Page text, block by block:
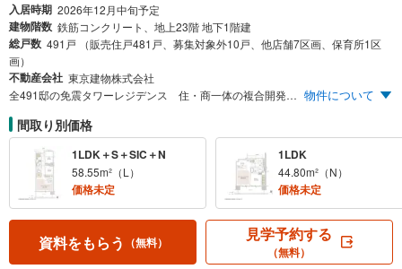
入居時期 2026年12月中旬予定
建物階数 鉄筋コンクリート、地上23階 地下1階建
総戸数 491戸 （販売住戸481戸、募集対象外10戸、他店舗7区画、保育所1区
画）
不動産会社 東京建物株式会社
全491邸の免震タワーレジデンス 住・商一体の複合開発 三越千葉店跡地 JR「千葉」駅徒歩4分 物件について
間取り別価格
1LDK＋S＋SIC＋N
58.55m²（L）
価格未定
1LDK
44.80m²（N）
価格未定
資料をもらう （無料） 見学予約する
（無料）